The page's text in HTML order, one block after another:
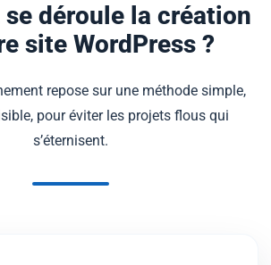
déroule la création
site WordPress ?
repose sur une méthode simple,
pour éviter les projets flous qui
s’éternisent.